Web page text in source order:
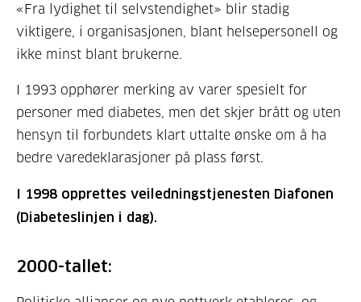
«Fra lydighet til selvstendighet» blir stadig
viktigere, i organisasjonen, blant helsepersonell og
ikke minst blant brukerne.
I 1993 opphører merking av varer spesielt for
personer med diabetes, men det skjer brått og uten
hensyn til forbundets klart uttalte ønske om å ha
bedre varedeklarasjoner på plass først.
I 1998 opprettes veiledningstjenesten Diafonen
(Diabeteslinjen i dag).
2000-tallet: